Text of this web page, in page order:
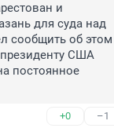
и
для суда над
сообщить об этом
США
постоянное
+0 –1